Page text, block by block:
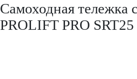
Самоходная тележка
PROLIFT PRO